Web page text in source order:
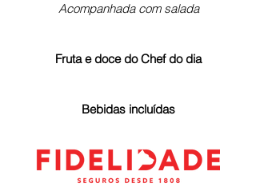
Acompanhada com salada
Fruta e doce do Chef do dia
Bebidas incluídas